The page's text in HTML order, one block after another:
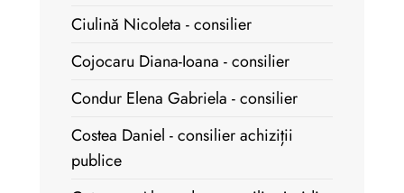
Ciulină Nicoleta - consilier
Cojocaru Diana-Ioana - consilier
Condur Elena Gabriela - consilier
Costea Daniel - consilier achiziții
publice